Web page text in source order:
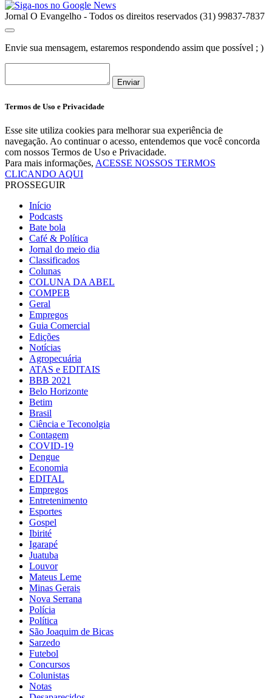
Jornal O Evangelho - Todos os direitos reservados (31) 99837-7837
Envie sua mensagem, estaremos respondendo assim que possível ; )
Enviar
Termos de Uso e Privacidade
Esse site utiliza cookies para melhorar sua experiência de
navegação. Ao continuar o acesso, entendemos que você concorda
com nossos Termos de Uso e Privacidade.
Para mais informações, ACESSE NOSSOS TERMOS
CLICANDO AQUI
PROSSEGUIR
Início
Podcasts
Bate bola
Café & Política
Jornal do meio dia
Classificados
Colunas
COLUNA DA ABEL
COMPEB
Geral
Empregos
Guia Comercial
Edições
Notícias
Agropecuária
ATAS e EDITAIS
BBB 2021
Belo Horizonte
Betim
Brasil
Ciência e Teconolgia
Contagem
COVID-19
Dengue
Economia
EDITAL
Empregos
Entretenimento
Esportes
Gospel
Ibirité
Igarapé
Juatuba
Louvor
Mateus Leme
Minas Gerais
Nova Serrana
Polícia
Política
São Joaquim de Bicas
Sarzedo
Futebol
Concursos
Colunistas
Notas